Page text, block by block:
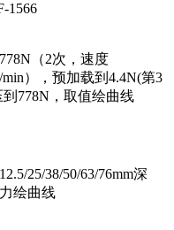
1566
（2次，速度
min），预加载到4.4N(第3
到778N，取值绘曲线
25/38/50/63/76mm深
绘曲线